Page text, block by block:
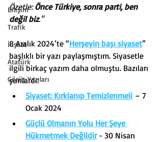
Bilişim
Trafik
İnşaat
Atatürk
Görüş Yazıları
Özetle: Önce Türkiye, sonra parti, ben
değil biz."
8 Aralık 2024’te “Herşeyin başı siyaset”
başlıklı bir yazı paylaşmıştım. Siyasetle
ilgili birkaç yazım daha olmuştu. Bazıları
şunlardı:
Siyaset: Kırklanıp Temizlenmeli – 7
Ocak 2024
Güçlü Olmanın Yolu Her Şeye
Hükmetmek Değildir - 30 Nisan